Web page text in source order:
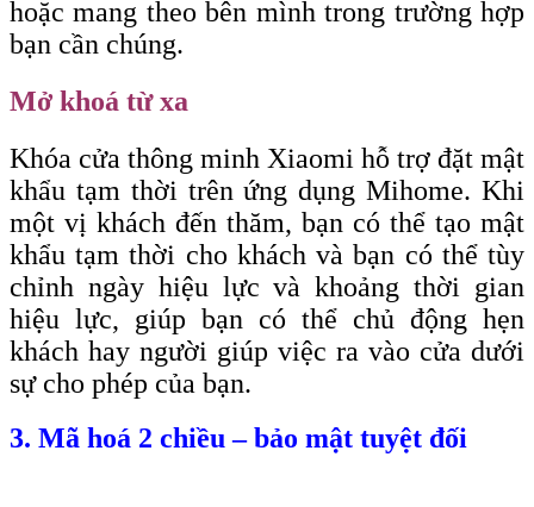
hoặc mang theo bên mình trong trường hợp
bạn cần chúng.
Mở khoá từ xa
Khóa cửa thông minh Xiaomi hỗ trợ đặt mật
khẩu tạm thời trên ứng dụng Mihome. Khi
một vị khách đến thăm, bạn có thể tạo mật
khẩu tạm thời cho khách và bạn có thể tùy
chỉnh ngày hiệu lực và khoảng thời gian
hiệu lực, giúp bạn có thể chủ động hẹn
khách hay người giúp việc ra vào cửa dưới
sự cho phép của bạn.
3. Mã hoá 2 chiều – bảo mật tuyệt đối